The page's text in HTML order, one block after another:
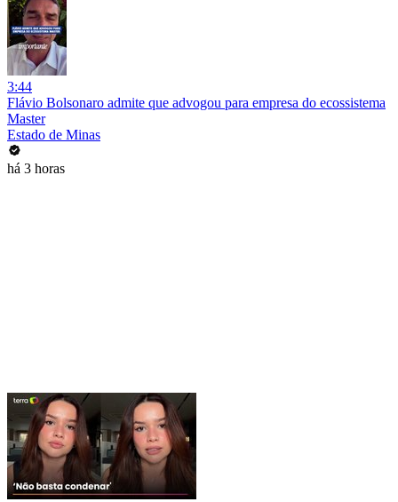
3:44
Flávio Bolsonaro admite que advogou para empresa do ecossistema
Master
Estado de Minas
há 3 horas